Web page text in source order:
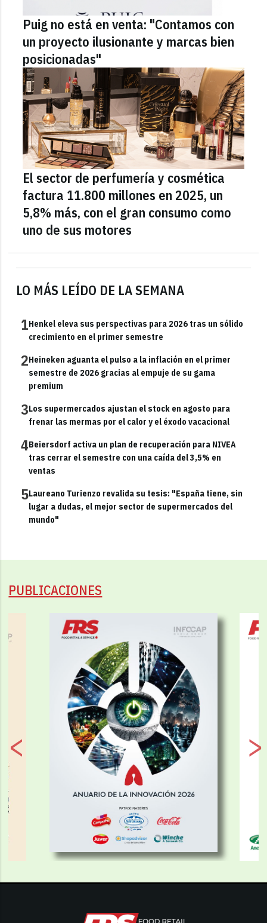
LO MÁS LEÍDO DE LA SEMANA
1Henkel eleva sus perspectivas para 2026 tras un sólido
crecimiento en el primer semestre
2Heineken aguanta el pulso a la inflación en el primer
semestre de 2026 gracias al empuje de su gama
premium
3Los supermercados ajustan el stock en agosto para
frenar las mermas por el calor y el éxodo vacacional
4Beiersdorf activa un plan de recuperación para NIVEA
tras cerrar el semestre con una caída del 3,5% en
ventas
5Laureano Turienzo revalida su tesis: "España tiene, sin
lugar a dudas, el mejor sector de supermercados del
mundo"
Puig no está en venta: "Contamos con
un proyecto ilusionante y marcas bien
posicionadas"
El sector de perfumería y cosmética
factura 11.800 millones en 2025, un
5,8% más, con el gran consumo como
uno de sus motores
PUBLICACIONES